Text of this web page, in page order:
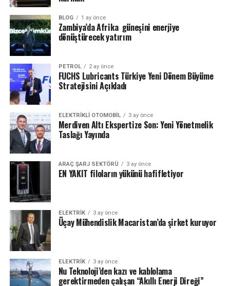
BLOG 1 ay önce
Zambiya’da Afrika güneşini enerjiye
dönüştürecek yatırım
PETROL 2 ay önce
FUCHS Lubricants Türkiye Yeni Dönem Büyüme
Stratejisini Açıkladı
ELEKTRIKLI OTOMOBIL 3 ay önce
Merdiven Altı Ekspertize Son: Yeni Yönetmelik
Taslağı Yayında
ARAÇ ŞARJ SEKTÖRÜ 3 ay önce
EN YAKIT filoların yükünü hafifletiyor
ELEKTRİK 3 ay önce
Üçay Mühendislik Macaristan’da şirket kuruyor
ELEKTRİK 3 ay önce
Nu Teknoloji’den kazı ve kablolama
gerektirmeden çalışan “Akıllı Enerji Direği”